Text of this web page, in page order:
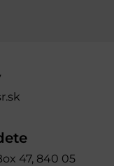
47, 840 05